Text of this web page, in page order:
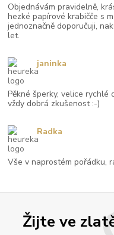
Žijte ve
Objednávám pravidelně,
hezké papírové krabičče s
jednoznačně doporučuji,
let.
Pěkné šperky, velice rychlé
vždy dobrá zkušenost :-)
janinka
Vše v naprostém pořádku,
Radka